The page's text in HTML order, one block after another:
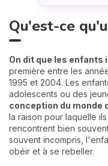
Qu'est-ce
On dit que les enfants
première entre les
1995 et 2004. Les
adolescents ou des
conception du monde
la raison pour laquelle
rencontrent bien
souvent incompris,
obéir et à se rebeller.